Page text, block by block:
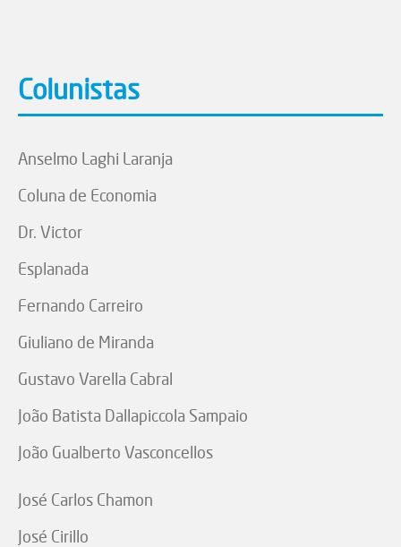
Colunistas
Anselmo Laghi Laranja
Coluna de Economia
Dr. Victor
Esplanada
Fernando Carreiro
Giuliano de Miranda
Gustavo Varella Cabral
João Batista Dallapiccola Sampaio
João Gualberto Vasconcellos
José Carlos Chamon
José Cirillo